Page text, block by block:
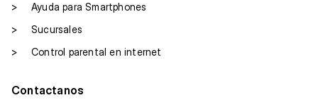
>
Ayuda para Smartphones
>
Sucursales
>
Control parental en internet
Contactanos